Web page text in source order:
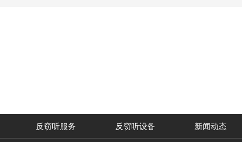
反窃听服务 反窃听设备 新闻动态